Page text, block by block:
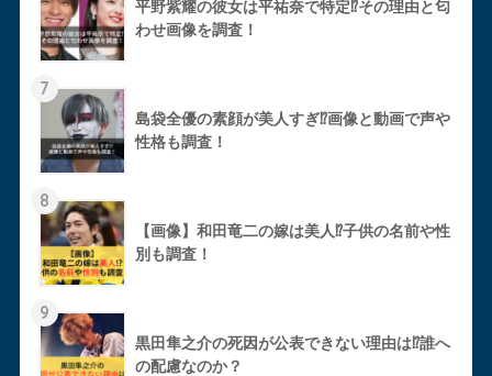
平野紫耀の彼女は平祐奈で特定⁉︎その理由と匂
わせ画像を調査！
7
島袋全優の素顔が美人すぎ⁉︎画像と動画で声や
性格も調査！
8
【画像】和田竜二の嫁は美人⁉︎子供の名前や性
別も調査！
9
黒田隼之介の死因が公表できない理由は⁉︎誰へ
の配慮なのか？